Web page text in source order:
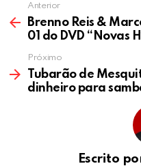
Anterior
Brenno Reis &
01 do DVD “Novas
Próximo
Tubarão de
dinheiro para
Escrito